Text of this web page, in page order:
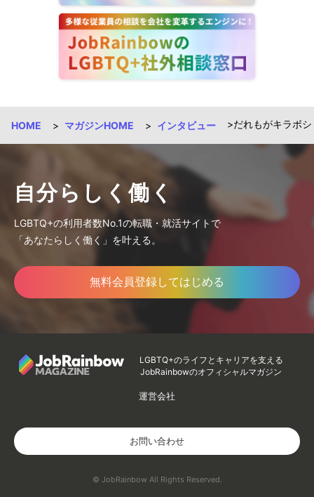
HOME マガジンHOME インタビュー だれもがキラボ
自分らしく働く
LGBTQ+の利用者数No.1の転職・就活サイトで
「あなたらしく働く」を叶える。
無料会員登録してはじめる
LGBTQ+のライフとキャリアを支える
JobRainbowのオフィシャルマガジン
運営会社
お問い合わせ
© JobRainbow All Rights Reserved.